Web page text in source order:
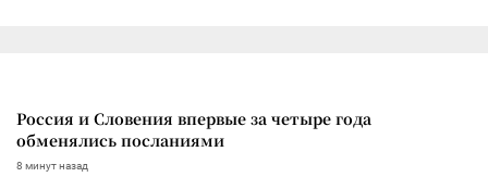
Россия и Словения впервые за четыре года
обменялись посланиями
8 минут назад